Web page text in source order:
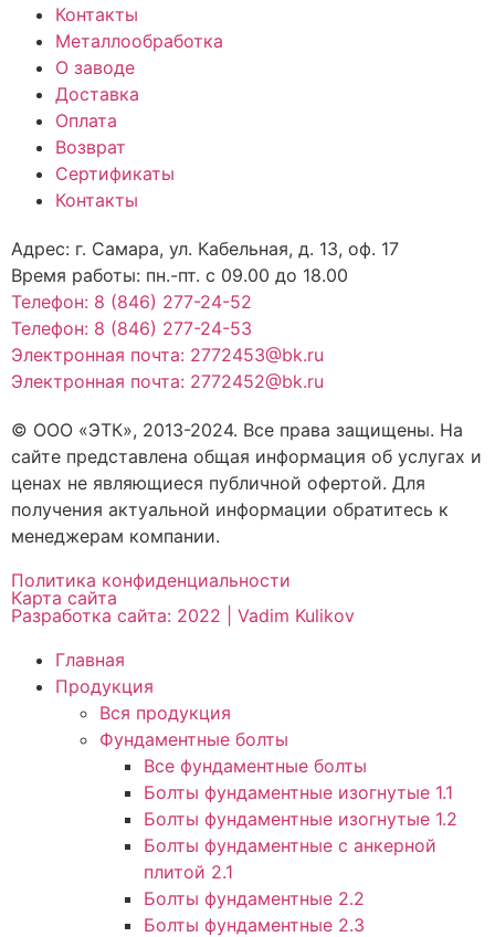
Контакты
Металлообработка
О заводе
Доставка
Оплата
Возврат
Сертификаты
Контакты
Адрес: г. Самара, ул. Кабельная, д. 13, оф. 17
Время работы: пн.-пт. с 09.00 до 18.00
Телефон: 8 (846) 277-24-52
Телефон: 8 (846) 277-24-53
Электронная почта: 2772453@bk.ru
Электронная почта: 2772452@bk.ru
© ООО «ЭТК», 2013-2024. Все права защищены. На
сайте представлена общая информация об услугах и
ценах не являющиеся публичной офертой. Для
получения актуальной информации обратитесь к
менеджерам компании.
Политика конфиденциальности
Карта сайта
Разработка сайта: 2022 | Vadim Kulikov
Главная
Продукция
Вся продукция
Фундаментные болты
Все фундаментные болты
Болты фундаментные изогнутые 1.1
Болты фундаментные изогнутые 1.2
Болты фундаментные с анкерной
плитой 2.1
Болты фундаментные 2.2
Болты фундаментные 2.3